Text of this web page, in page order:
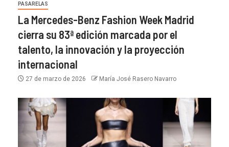
PASARELAS
La Mercedes-Benz Fashion Week Madrid
cierra su 83ª edición marcada por el
talento, la innovación y la proyección
internacional
27 de marzo de 2026 María José Rasero Navarro